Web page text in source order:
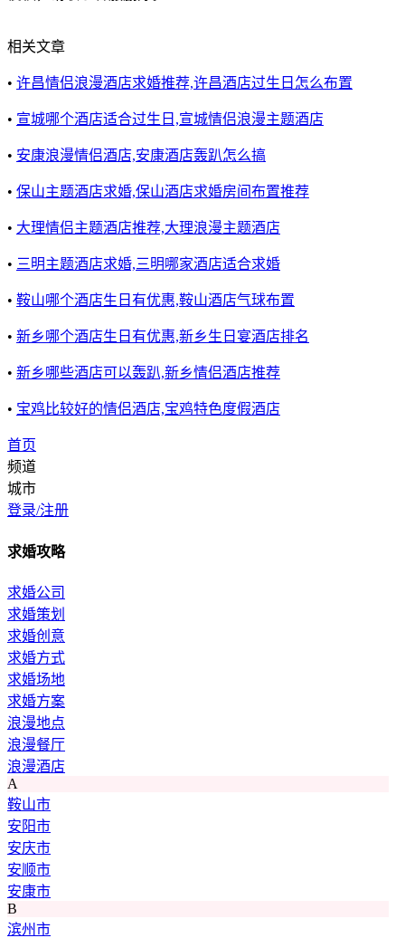
相关文章
• 许昌情侣浪漫酒店求婚推荐,许昌酒店过生日怎么布置
• 宣城哪个酒店适合过生日,宣城情侣浪漫主题酒店
• 安康浪漫情侣酒店,安康酒店轰趴怎么搞
• 保山主题酒店求婚,保山酒店求婚房间布置推荐
• 大理情侣主题酒店推荐,大理浪漫主题酒店
• 三明主题酒店求婚,三明哪家酒店适合求婚
• 鞍山哪个酒店生日有优惠,鞍山酒店气球布置
• 新乡哪个酒店生日有优惠,新乡生日宴酒店排名
• 新乡哪些酒店可以轰趴,新乡情侣酒店推荐
• 宝鸡比较好的情侣酒店,宝鸡特色度假酒店
首页
频道
城市
登录/注册
求婚攻略
求婚公司
求婚策划
求婚创意
求婚方式
求婚场地
求婚方案
浪漫地点
浪漫餐厅
浪漫酒店
A
鞍山市
安阳市
安庆市
安顺市
安康市
B
滨州市